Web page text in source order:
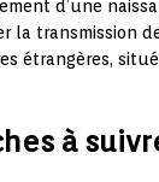
d’une
la transmission
étrangères,
à